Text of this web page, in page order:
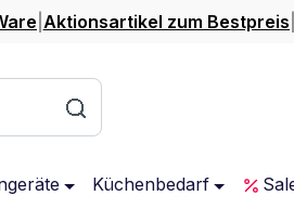
Aktionsartikel zum Bestpreis
Küchenbedarf